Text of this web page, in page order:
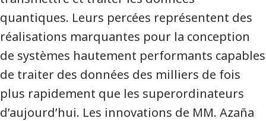
quantiques. Leurs percées représentent des
réalisations marquantes pour la conception
de systèmes hautement performants capables
de traiter des données des milliers de fois
plus rapidement que les superordinateurs
d’aujourd’hui. Les innovations de MM. Azaña